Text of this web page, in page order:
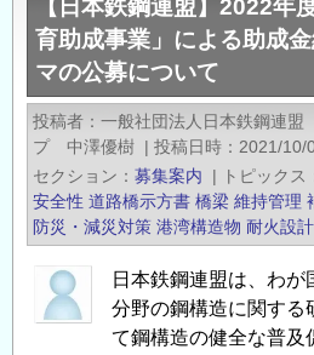
マ
の
公
募
に
つ
い
て
鋼
連
盟】
2023
年
「鋼
構
研
究・
【日本鉄鋼連盟】2022年
育助成事業」による助成
マの公募について
投稿者
一般社団法人日本鉄鋼連
プ 中澤優樹 | 投稿日時
2021/10/
セクション
募集案内 | トピックス
安全性 道路橋示方書 橋梁 維持管理
防災・減災対策 港湾構造物 耐火設計
日本鉄鋼連盟は、わ
分野の鋼構造に関する
て鋼構造の健全な普及